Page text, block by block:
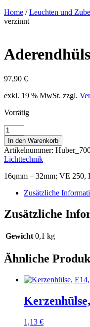
Home /Leuchten und
verzinnt
97,90 €
exkl. 19 % MwSt. zzgl.
Vorrätig
Aderendhülse,
verzinnt
Menge
In den Warenkorb
Artikelnummer:
Lichttechnik
16qmm – 32mm; VE 250,
Zusätzliche
Zusätzliche
Gewicht 0,1 kg
Ähnliche
1,13 €